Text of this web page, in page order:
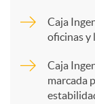
Caja
oficinas y
Caja
marcada